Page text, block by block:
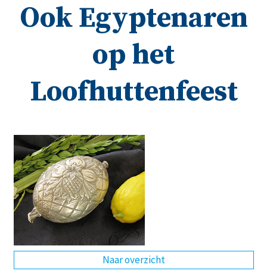
naar
de
Ook Egyptenaren
op het
Loofhuttenfeest
Naar overzicht
Podcast
Magazine
Digitale nieuwsbrief
Agenda
Jongerenwerk
Het Studiehuis (cursus)
Over ons
DE EN